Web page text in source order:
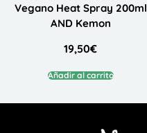
Vegano Heat Spray 200ml
AND Kemon
19,50€
Añadir al carrito